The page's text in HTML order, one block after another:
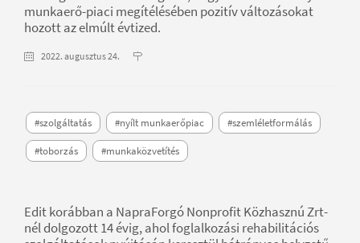
munkaerő-piaci megítélésében pozitív változásokat
hozott az elmúlt évtized.
2022. augusztus 24.
#szolgáltatás #nyílt munkaerőpiac #szemléletformálás
#toborzás #munkaközvetítés
Edit korábban a NapraForgó Nonprofit Közhasznú Zrt-
nél dolgozott 14 évig, ahol foglalkozási rehabilitációs